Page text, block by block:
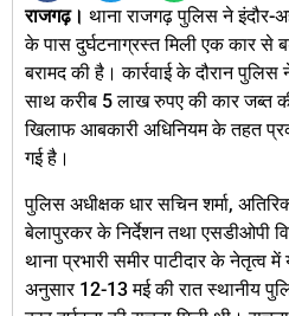
राजगढ़। थाना राजगढ़ पुलिस ने इंदौर-
के पास दुर्घटनाग्रस्त मिली एक कार से
बरामद की है। कार्रवाई के दौरान
साथ करीब 5 लाख रुपए की कार जब्त
खिलाफ आबकारी अधिनियम के तहत
गई है।
पुलिस अधीक्षक धार सचिन शर्मा,
बेलापुरकर के निर्देशन तथा एसडीओपी
थाना प्रभारी समीर पाटीदार के नेतृत्व
अनुसार 12-13 मई की रात स्थानीय